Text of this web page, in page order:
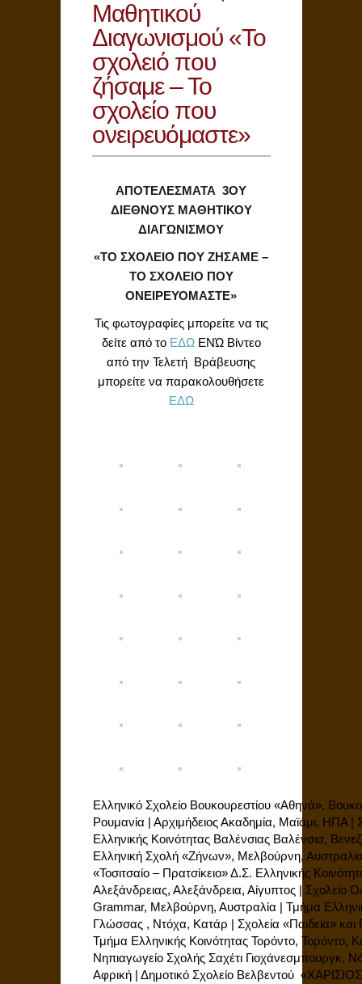
Μαθητικού
Διαγωνισμού «Το
σχολειό που
ζήσαμε – Το
σχολείο που
ονειρευόμαστε»
ΑΠΟΤΕΛΕΣΜΑΤΑ 3ΟΥ
ΔΙΕΘΝΟΥΣ ΜΑΘΗΤΙΚΟΥ
ΔΙΑΓΩΝΙΣΜΟΥ
«ΤΟ ΣΧΟΛΕΙΟ ΠΟΥ ΖΗΣΑΜΕ –
ΤΟ ΣΧΟΛΕΙΟ ΠΟΥ
ΟΝΕΙΡΕΥΟΜΑΣΤΕ»
Τις φωτογραφίες μπορείτε να τις
δείτε από το ΕΔΩΕΝΏ Βίντεο
από την Τελετή Βράβευσης
μπορείτε να παρακολουθήσετε
ΕΔΩ
Ελληνικό Σχολείο Βουκουρεστίου «Αθηνά»,
Ρουμανία | Αρχιμήδειος Ακαδημία, Μαϊάμι, ΗΠΑ |
Ελληνικής Κοινότητας Βαλένσιας Βαλένσια,
Ελληνική Σχολή «Ζήνων», Μελβούρνη,
«Τοσιτσαίο – Πρατσίκειο» Δ.Σ. Ελληνικής
Αλεξάνδρειας, Αλεξάνδρεια, Αίγυπτος | Σχολείο
Grammar, Μελβούρνη, Αυστραλία | Τμήμα
Γλώσσας , Ντόχα, Κατάρ | Σχολεία «Παιδεία» και
Τμήμα Ελληνικής Κοινότητας Τορόντο, Τορόντο,
Νηπιαγωγείο Σχολής Σαχέτι Γιοχάνεσμπουργκ,
Αφρική | Δημοτικό Σχολείο Bελβεντού